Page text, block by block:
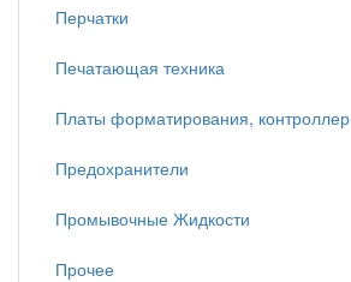
Перчатки
Печатающая техника
Платы форматирования, контроллер
Предохранители
Промывочные Жидкости
Прочее